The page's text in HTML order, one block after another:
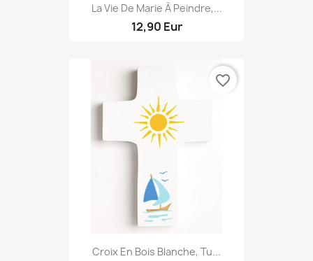
La Vie De Marie À Peindre,...
12,90 Eur
Croix En Bois Blanche, Tu...
favorite_border